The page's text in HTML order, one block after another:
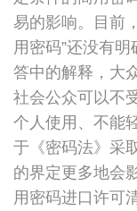
易的影响。目前
用密码”还没有
答中的解释，大
社会公众可以不
个人使用、不能
于《密码法》采
的界定更多地会
用密码进口许可